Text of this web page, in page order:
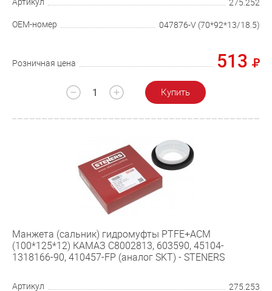
275.252
OEM-номер 047876-V (70*92*13/18.5)
Розничная цена 513
Купить
Манжета (сальник) гидромуфты PTFE+ACM
(100*125*12) КАМАЗ C8002813, 603590, 45104-
1318166-90, 410457-FP (аналог SKT) - STENERS
Артикул 275.253